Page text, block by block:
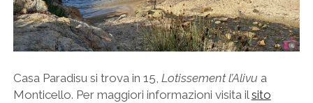
Casa Paradisu si trova in 15, Lotissement l’Alivu a
Monticello. Per maggiori informazioni visita il sito